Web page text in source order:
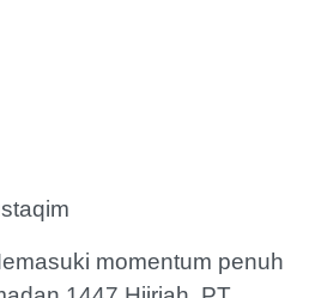
momentum penuh